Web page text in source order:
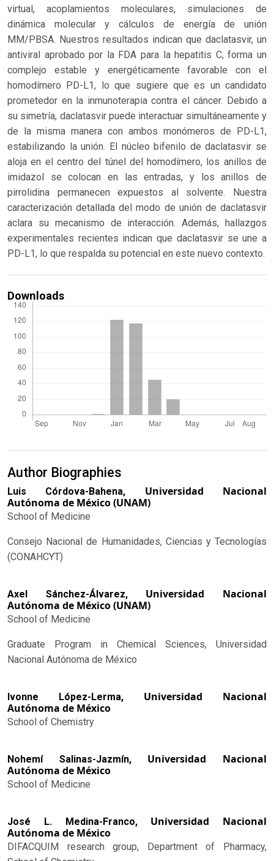
virtual, acoplamientos moleculares, simulaciones de
dinámica molecular y cálculos de energía de unión
MM/PBSA. Nuestros resultados indican que daclatasvir, un
antiviral aprobado por la FDA para la hepatitis C, forma un
complejo estable y energéticamente favorable con el
homodímero PD-L1, lo que sugiere que es un candidato
prometedor en la inmunoterapia contra el cáncer. Debido a
su simetría, daclatasvir puede interactuar simultáneamente y
de la misma manera con ambos monómeros de PD-L1,
estabilizando la unión. El núcleo bifenilo de daclatasvir se
aloja en el centro del túnel del homodímero, los anillos de
imidazol se colocan en las entradas, y los anillos de
pirrolidina permanecen expuestos al solvente. Nuestra
caracterización detallada del modo de unión de daclatasvir
aclara su mecanismo de interacción. Además, hallazgos
experimentales recientes indican que daclatasvir se une a
PD-L1, lo que respalda su potencial en este nuevo contexto.
Downloads
Author Biographies
Luis Córdova-Bahena, Universidad Nacional
Autónoma de México (UNAM)
School of Medicine
Consejo Nacional de Humanidades, Ciencias y Tecnologías
(CONAHCYT)
Axel Sánchez-Álvarez, Universidad Nacional
Autónoma de México (UNAM)
School of Medicine
Graduate Program in Chemical Sciences, Universidad
Nacional Autónoma de México
Ivonne López-Lerma, Universidad Nacional
Autónoma de México
School of Chemistry
Nohemí Salinas-Jazmín, Universidad Nacional
Autónoma de México
School of Medicine
José L. Medina-Franco, Universidad Nacional
Autónoma de México
DIFACQUIM research group, Department of Pharmacy,